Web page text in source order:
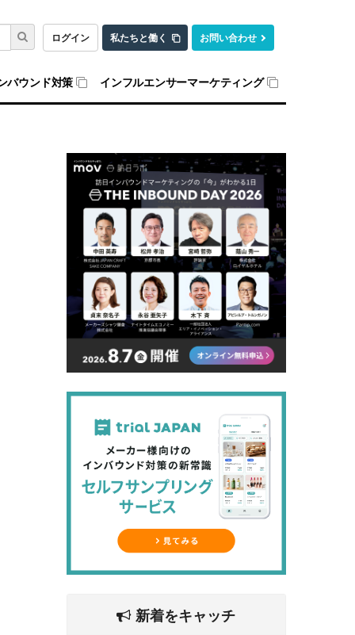
ログイン 私たちと働く お問い合わせ
バウンド対策 インフルエンサーマーケティング
新着をキャッチ